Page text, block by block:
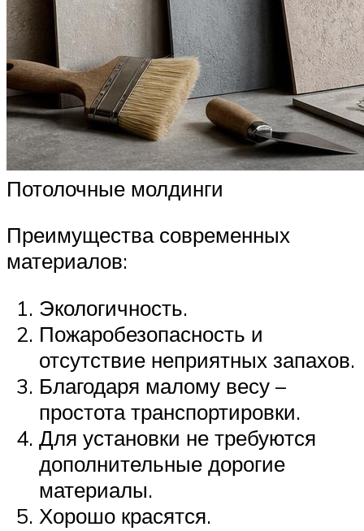
Потолочные молдинги
Преимущества современных
материалов:
Экологичность.
Пожаробезопасность и
отсутствие неприятных запахов.
Благодаря малому весу –
простота транспортировки.
Для установки не требуются
дополнительные дорогие
материалы.
Хорошо красятся.